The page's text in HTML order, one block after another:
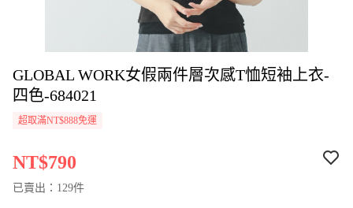
GLOBAL WORK女假兩件層次感T恤短袖上衣-
四色-684021
超取滿NT$888免運
NT$790
已賣出：129件